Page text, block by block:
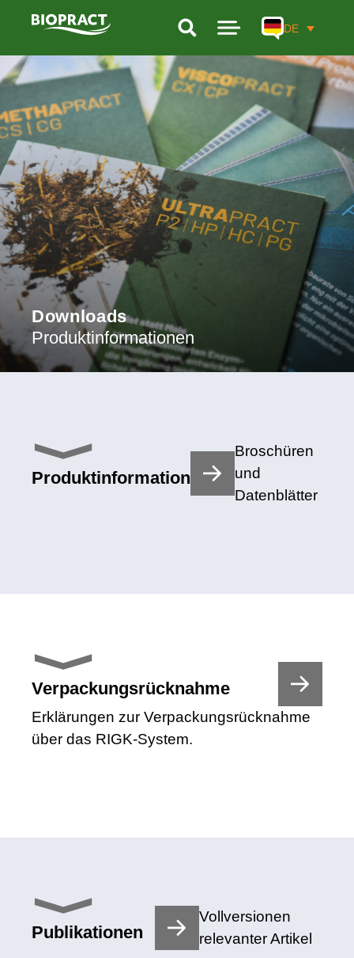
DE
PRODUKTE
LEISTUNGEN
FORSCHUNG
UNTERNEHMEN
BIOGAS-KALKULATOR
KONTAKT
Downloads
Produktinformationen
Produktinformation
Broschüren
und
Datenblätter
Verpackungsrücknahme
Erklärungen zur Verpackungsrücknahme
über das RIGK-System.
Publikationen
Vollversionen
relevanter Artikel